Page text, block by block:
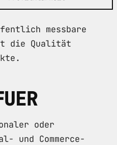
messbare
die Qualität
oder
und Commerce-